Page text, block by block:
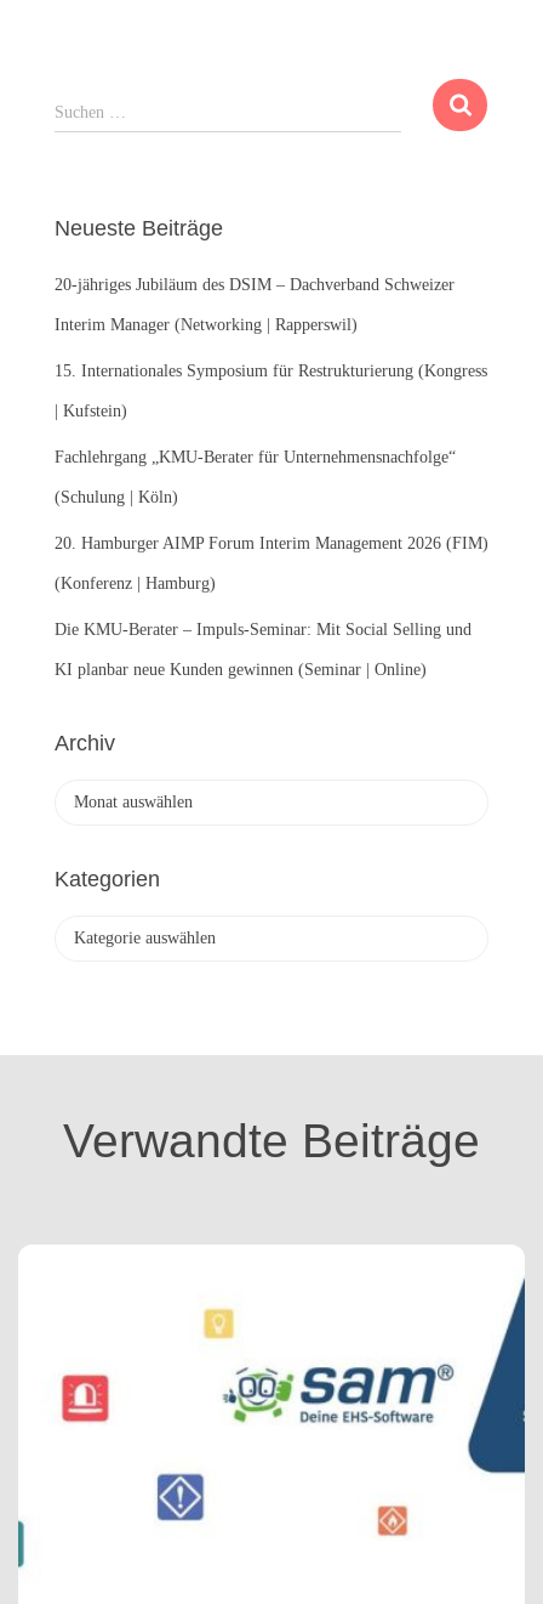
S
u
n
a
c
:
Suchen …
Neueste Beiträge
20-jähriges Jubiläum des DSIM – Dachverband Schweizer
Interim Manager (Networking | Rapperswil)
15. Internationales Symposium für Restrukturierung (Kongress
| Kufstein)
Fachlehrgang „KMU-Berater für Unternehmensnachfolge“
(Schulung | Köln)
20. Hamburger AIMP Forum Interim Management 2026 (FIM)
(Konferenz | Hamburg)
Die KMU-Berater – Impuls-Seminar: Mit Social Selling und
KI planbar neue Kunden gewinnen (Seminar | Online)
Archiv
h
Kategorien
o
Verwandte Beiträge